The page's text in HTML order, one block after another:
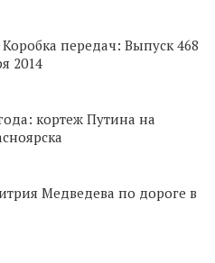
Коробка передач: Выпуск 468
2014
кортеж Путина на
Медведева по дороге в